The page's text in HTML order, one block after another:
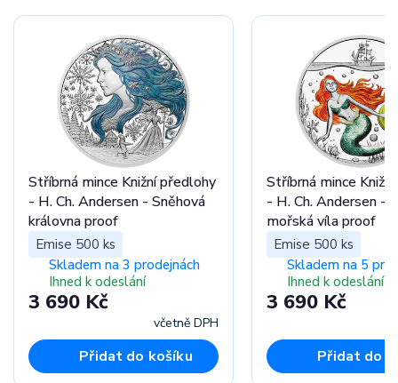
Stříbrná mince Knižní předlohy
- H. Ch. Andersen - Sněhová
královna proof
Emise 500 ks
Skladem na 3 prodejnách
Ihned k odeslání
3 690 Kč
včetně DPH
Přidat do košíku
Stříbrná mince
- H. Ch. Andersen -
mořská víla proof
Emise 500 ks
Skladem na 5
Ihned k odeslání
3 690 Kč
Přidat do